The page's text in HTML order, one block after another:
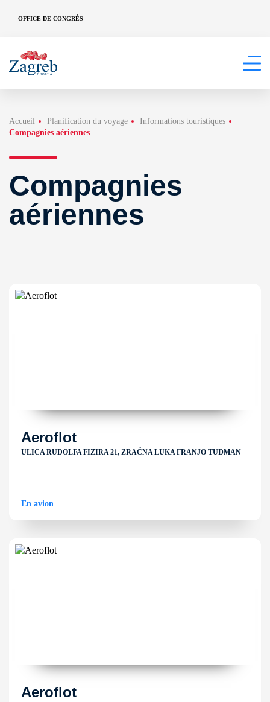
OFFICE DE CONGRÈS
Accueil Planification du voyage
Informations touristiques
Compagnies aériennes
Compagnies
aériennes
Aeroflot
ULICA RUDOLFA FIZIRA 21, ZRAČNA LUKA FRANJO TUĐMAN
En avion
Aeroflot